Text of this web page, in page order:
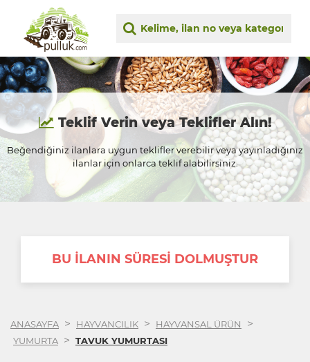
Teklif Verin veya Teklifler Alın!
Beğendiğiniz ilanlara uygun teklifler verebilir veya yayınladığınız
ilanlar için onlarca teklif alabilirsiniz.
BU İLANIN SÜRESİ DOLMUŞTUR
ANASAYFA > HAYVANCILIK > HAYVANSAL ÜRÜN >
YUMURTA > TAVUK YUMURTASI